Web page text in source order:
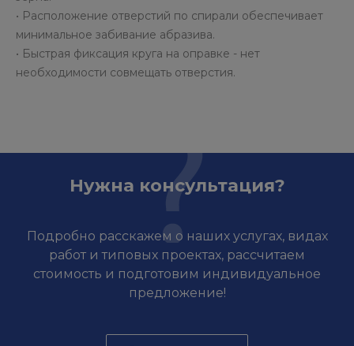
• Расположение отверстий по спирали обеспечивает
минимальное забивание абразива.
• Быстрая фиксация круга на оправке - нет
необходимости совмещать отверстия.
Нужна консультация?
Подробно расскажем о наших услугах, видах
работ и типовых проектах, рассчитаем
стоимость и подготовим индивидуальное
предложение!